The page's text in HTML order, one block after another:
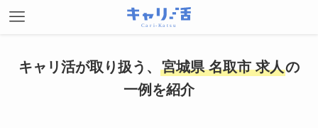
キャリ活が取り扱う、 宮城県 名取市 求人の
一例を紹介